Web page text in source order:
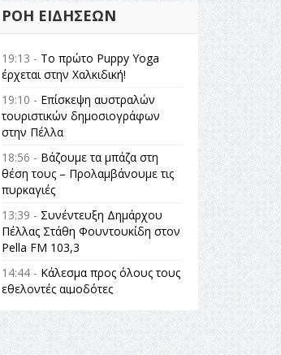
ΡΟΉ ΕΙΔΉΣΕΩΝ
19:13 - Το πρώτο Puppy Yoga
έρχεται στην Χαλκιδική!
19:10 - Επίσκεψη αυστραλών
τουριστικών δημοσιογράφων
στην Πέλλα
18:56 - Βάζουμε τα μπάζα στη
θέση τους – Προλαμβάνουμε τις
πυρκαγιές
13:39 - Συνέντευξη Δημάρχου
Πέλλας Στάθη Φουντουκίδη στον
Pella FM 103,3
14:44 - Κάλεσμα προς όλους τους
εθελοντές αιμοδότες
14:23 -Όλη η Ελλάδα ένας
πολιτισμός Μουσική
εγκατάσταση Πόλεμος και